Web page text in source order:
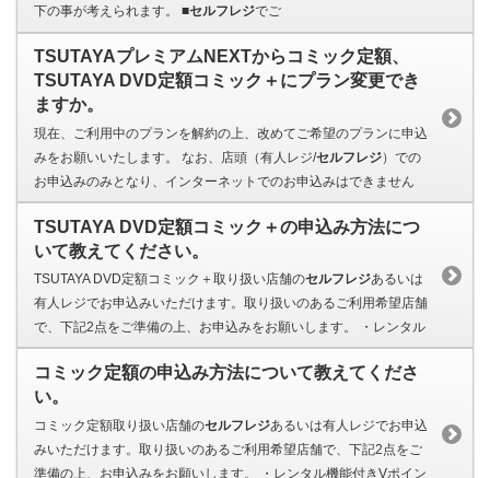
下の事が考えられます。 ■セルフレジでご
TSUTAYAプレミアムNEXTからコミック定額、
TSUTAYA DVD定額コミック＋にプラン変更でき
ますか。
現在、ご利用中のプランを解約の上、改めてご希望のプランに申込
みをお願いいたします。 なお、店頭（有人レジ/セルフレジ）での
お申込みのみとなり、インターネットでのお申込みはできません
TSUTAYA DVD定額コミック＋の申込み方法につ
いて教えてください。
TSUTAYA DVD定額コミック＋取り扱い店舗のセルフレジあるいは
有人レジでお申込みいただけます。取り扱いのあるご利用希望店舗
で、下記2点をご準備の上、お申込みをお願いします。 ・レンタル
コミック定額の申込み方法について教えてくださ
い。
コミック定額取り扱い店舗のセルフレジあるいは有人レジでお申込
みいただけます。取り扱いのあるご利用希望店舗で、下記2点をご
準備の上、お申込みをお願いします。 ・レンタル機能付きVポイン